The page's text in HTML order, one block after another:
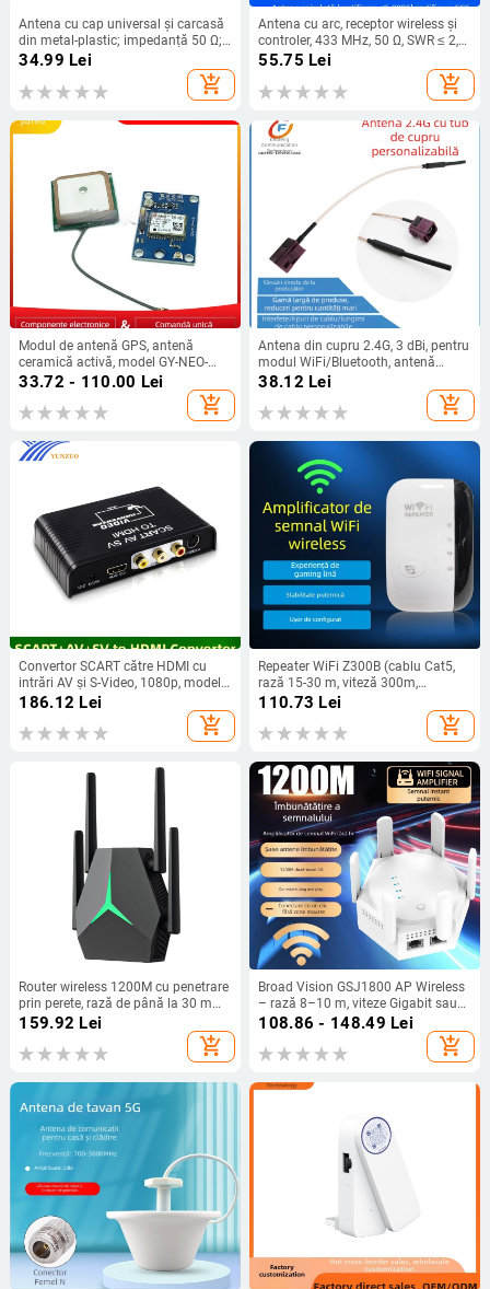
Antena cu cap universal și carcasă
din metal-plastic; impedanță 50 Ω;
câștig 5; interval de frecvență 890
MHz – 4G/5G; SWR ≤ 5; tensiune de
operare 5V
34.99 Lei
add_shopping_cart
Antena cu arc, receptor wireless și
controler, 433 MHz, 50 Ω, SWR ≤ 2,5,
220 V, model QCTH
55.75 Lei
add_shopping_cart
Modul de antenă GPS, antenă
ceramică activă, model GY-NEO-
6M/7M/8M, Jia Yifa, câștig 1,
bandă de frecvență 9600, tensiune
de funcționare 3
33.72 - 110.00 Lei
add_shopping_cart
Antena din cupru 2.4G, 3 dBi, pentru
modul WiFi/Bluetooth, antenă
omnidirecțională încorporată cu
38.12 Lei
add_shopping_cart
Convertor SCART către HDMI cu
intrări AV și S-Video, 1080p, model
HY-209-V0-B-X
186.12 Lei
add_shopping_cart
Repeater WiFi Z300B (cablu Cat5,
rază 15-30 m, viteză 300m,
protecție la trăsnet)
110.73 Lei
add_shopping_cart
Router wireless 1200M cu penetrare
prin perete, rază de până la 30 m
pentru repetor, 802.11n pentru rețea
159.92 Lei
add_shopping_cart
Broad Vision GSJ1800 AP Wireless
– rază 8–10 m, viteze Gigabit sau
mai mari, 802.11n, 110–220 V AC
108.86 - 148.49 Lei
add_shopping_cart